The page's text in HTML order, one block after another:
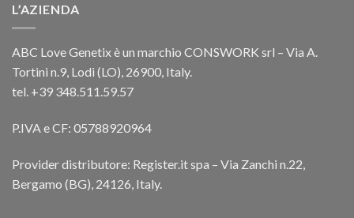
L’AZIENDA
ABC Love Genetix è un marchio CONSWORK srl – Via A.
Tortini n.9, Lodi (LO), 26900, Italy.
tel. +39 348.511.59.57
P.IVA e CF: 05788920964
Provider distributore: Register.it spa – Via Zanchi n.22,
Bergamo (BG), 24126, Italy.